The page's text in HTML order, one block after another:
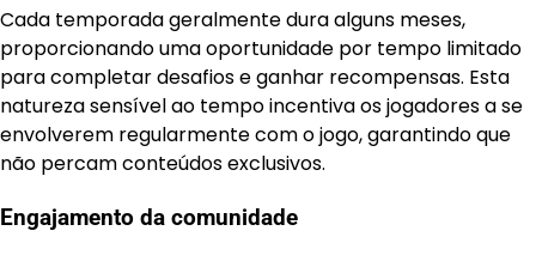
Cada temporada geralmente dura alguns meses,
proporcionando uma oportunidade por tempo limitado
para completar desafios e ganhar recompensas. Esta
natureza sensível ao tempo incentiva os jogadores a se
envolverem regularmente com o jogo, garantindo que
não percam conteúdos exclusivos.
Engajamento da comunidade